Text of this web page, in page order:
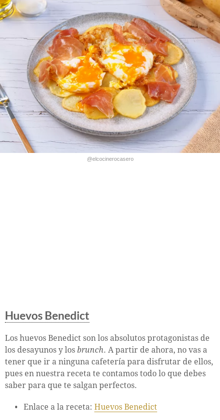
@elcocinerocasero
Huevos Benedict
Los huevos Benedict son los absolutos protagonistas de
los desayunos y los brunch. A partir de ahora, no vas a
tener que ir a ninguna cafetería para disfrutar de ellos,
pues en nuestra receta te contamos todo lo que debes
saber para que te salgan perfectos.
Enlace a la receta: Huevos Benedict